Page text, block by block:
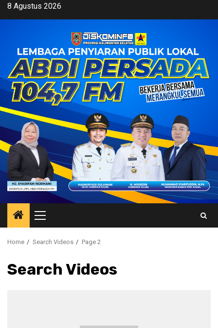
Skip8 Agustus 2026
Primary
Menu
Home Search Videos Page 2
Search Videos